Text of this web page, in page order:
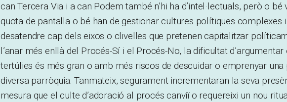
can Tercera Via i a can Podem també n’hi ha d’intel·lectuals, però o bé
quota de pantalla o bé han de gestionar cultures polítiques complexes
desatendre cap dels eixos o clivelles que pretenen capitalitzar
l’anar més enllà del Procés-Sí i el Procés-No, la dificultat d’argumentar
tertúlies és més gran o amb més riscos de descuidar o emprenyar una
diversa parròquia. Tanmateix, segurament incrementaran la seva
mesura que el culte d’adoració al procés canviï o requereixi un nou